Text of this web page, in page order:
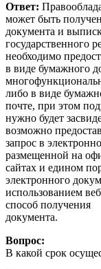
Ответ:
может быть
документа и
государственного
необходимо
в виде бумажного
либо в виде
почте, при этом
нужно будет
возможно
запрос в
размещенной на
сайтах и едином
электронного
использованием
способ получения
документа.
Вопрос:
В какой срок